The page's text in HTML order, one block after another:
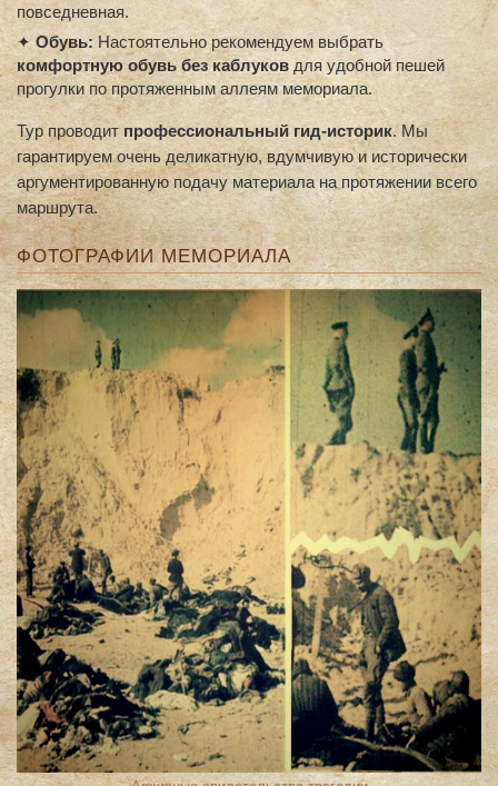
повседневная.
✦ Обувь: Настоятельно рекомендуем выбрать
комфортную обувь без каблуков для удобной пешей
прогулки по протяженным аллеям мемориала.
Тур проводит профессиональный гид-историк. Мы
гарантируем очень деликатную, вдумчивую и исторически
аргументированную подачу материала на протяжении всего
маршрута.
ФОТОГРАФИИ МЕМОРИАЛА